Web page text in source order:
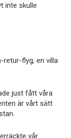
inte skulle
retur-flyg, en villa
just fått våra
är vårt sätt
vår